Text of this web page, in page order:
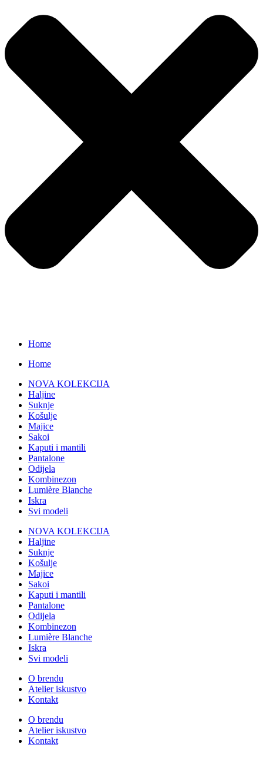
Home
Home
NOVA KOLEKCIJA
Haljine
Suknje
Košulje
Majice
Sakoi
Kaputi i mantili
Pantalone
Odijela
Kombinezon
Lumière Blanche
Iskra
Svi modeli
NOVA KOLEKCIJA
Haljine
Suknje
Košulje
Majice
Sakoi
Kaputi i mantili
Pantalone
Odijela
Kombinezon
Lumière Blanche
Iskra
Svi modeli
O brendu
Atelier iskustvo
Kontakt
O brendu
Atelier iskustvo
Kontakt